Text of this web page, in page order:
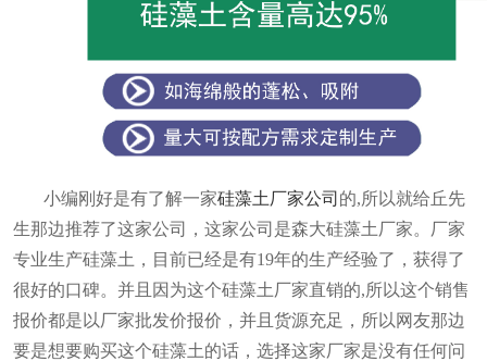
小编刚好是有了解一家硅藻土厂家公司 的,所以就给 丘先
生那边推荐了这家公司，这家公司是森大硅藻土厂家。厂家
专业生产硅藻土，目前已经是有19年的生产经验了，获得了
很好的口碑。并且因为这个硅藻土厂家直销的,所以这个销售
报价都是以厂家批发价报价，并且货源充足，所以网友那边
要是想要购买这个硅藻土的话，选择这家厂家是没有任何问